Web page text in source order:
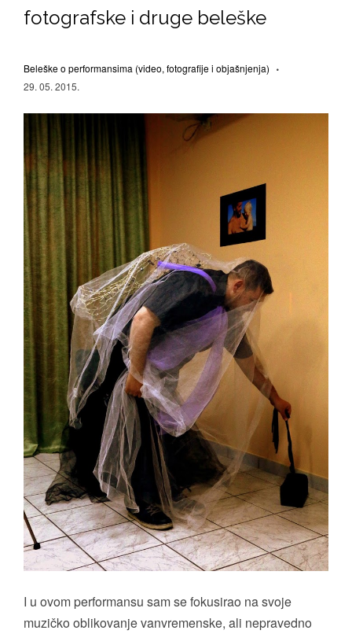
fotografske i druge beleške
Beleške o performansima (video, fotografije i objašnjenja)
29. 05. 2015.
I u ovom performansu sam se fokusirao na svoje
muzičko oblikovanje vanvremenske, ali nepravedno